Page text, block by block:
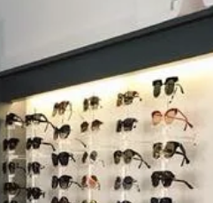
04 90 66
EMAIL